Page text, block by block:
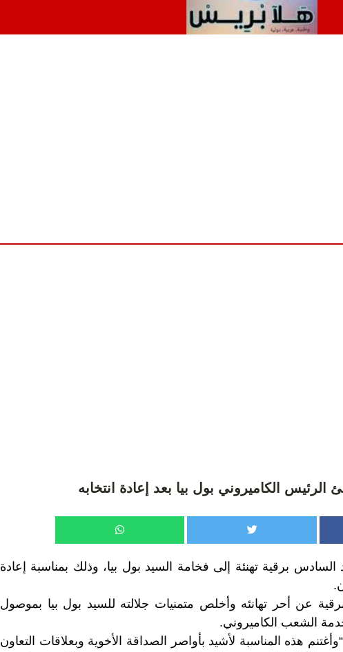
الرئيس الكاميروني بول بيا بعد إعادة انتخابه
برقية تهنئة إلى فخامة السيد بول بيا، وذلك بمناسبة إعادة
عن أحر تهانئه وأخلص متمنيات جلالته للسيد بول بيا بموصول
الشعب الكاميروني.
هذه المناسبة لأشيد بأواصر الصداقة الأخوية وبعلاقات التعاون